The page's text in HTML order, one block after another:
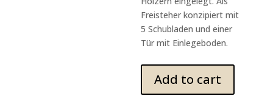
Freisteher konzipiert mit
5 Schubladen und einer
Tür mit Einlegeboden.
Schreibtisch
aus
Add to cart